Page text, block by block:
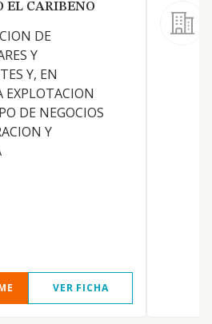
EL CARIBENO
DE
Y
Y, EN
EXPLOTACION
DE NEGOCIOS
Y
VER FICHA